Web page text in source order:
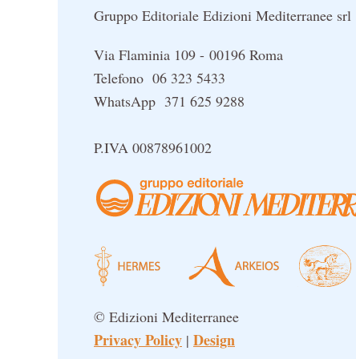
Gruppo Editoriale Edizioni Mediterranee srl
Via Flaminia 109 - 00196 Roma
Telefono 06 323 5433
WhatsApp 371 625 9288
P.IVA 00878961002
© Edizioni Mediterranee
Privacy Policy | Design